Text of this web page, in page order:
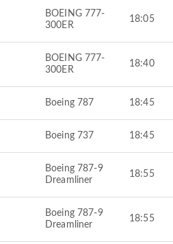
BOEING 777-
300ER
18:05
BOEING 777-
300ER
18:40
Boeing 787 18:45
Boeing 737 18:45
Boeing 787-9
Dreamliner
18:55
Boeing 787-9
Dreamliner
18:55